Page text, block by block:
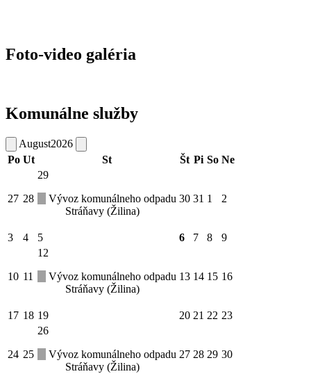
Foto-video galéria
Komunálne služby
August2026
Po Ut St Št Pi So Ne
27 28
29
Vývoz komunálneho odpadu
Stráňavy (Žilina)
30 31 1 2
3 4 5 6 7 8 9
10 11
12
Vývoz komunálneho odpadu
Stráňavy (Žilina)
13 14 15 16
17 18 19 20 21 22 23
24 25
26
Vývoz komunálneho odpadu
Stráňavy (Žilina)
27 28 29 30